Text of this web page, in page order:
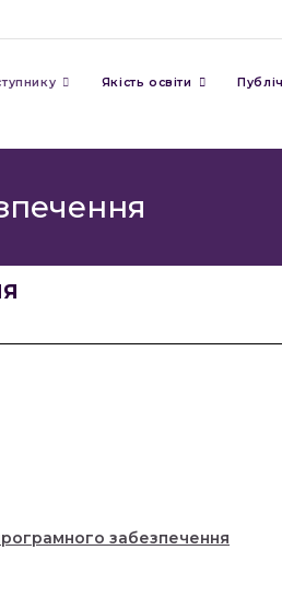
Якість освіти
забезпечення